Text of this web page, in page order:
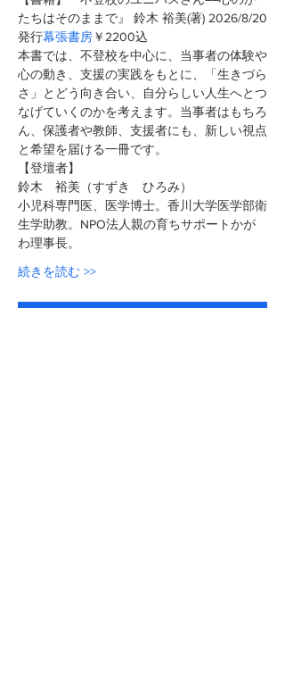
たちはそのままで』 鈴木 裕美(著) 2026/8/20
発行幕張書房￥2200込
本書では、不登校を中心に、当事者の体験や
心の動き、支援の実践をもとに、「生きづら
さ」とどう向き合い、自分らしい人生へとつ
なげていくのかを考えます。当事者はもちろ
ん、保護者や教師、支援者にも、新しい視点
と希望を届ける一冊です。
【登壇者】
鈴木　裕美（すずき　ひろみ）
小児科専門医、医学博士。香川大学医学部衛
生学助教。NPO法人親の育ちサポートかが
わ理事長。
続きを読む >>